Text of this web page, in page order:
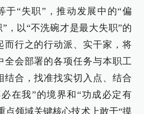
于“失职”，推动发展中的“偏
，以“不洗碗才是最大失职”的
而行之的行动派、实干家，将
全会部署的各项任务与本职工
结合，找准找实切入点、结合
在我”的境界和“功成必定有
点领域关键核心技术上敢于“摸